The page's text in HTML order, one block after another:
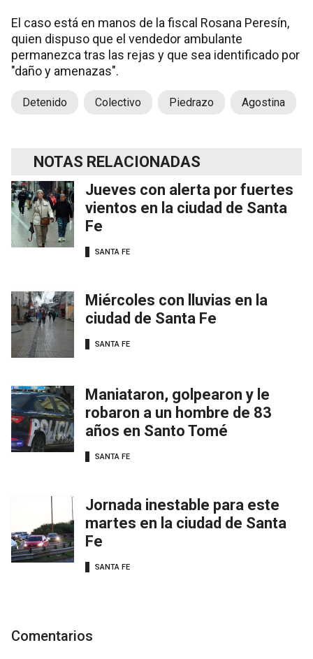
El caso está en manos de la fiscal Rosana Peresín,
quien dispuso que el vendedor ambulante
permanezca tras las rejas y que sea identificado por
"daño y amenazas".
Detenido Colectivo Piedrazo Agostina
NOTAS RELACIONADAS
Jueves con alerta por fuertes
vientos en la ciudad de Santa
Fe
SANTA FE
Miércoles con lluvias en la
ciudad de Santa Fe
SANTA FE
Maniataron, golpearon y le
robaron a un hombre de 83
años en Santo Tomé
SANTA FE
Jornada inestable para este
martes en la ciudad de Santa
Fe
SANTA FE
Comentarios